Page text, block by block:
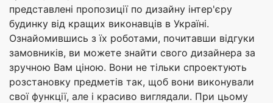
представлені пропозиції по дизайну інтер'єру
будинку від кращих виконавців в Україні.
Ознайомившись з їх роботами, почитавши відгуки
замовників, ви можете знайти свого дизайнера за
зручною Вам ціною. Вони не тільки спроектують
розстановку предметів так, щоб вони виконували
свої функції, але і красиво виглядали. При цьому